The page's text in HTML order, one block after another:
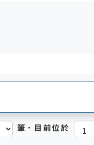
筆．目前位於